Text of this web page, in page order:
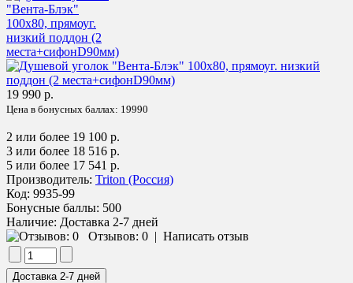
19 990 р.
Цена в бонусных баллах: 19990
2 или более 19 100 р.
3 или более 18 516 р.
5 или более 17 541 р.
Производитель: Triton (Россия)
Код: 9935-99
Бонусные баллы: 500
Наличие: Доставка 2-7 дней
Отзывов: 0 | Написать отзыв